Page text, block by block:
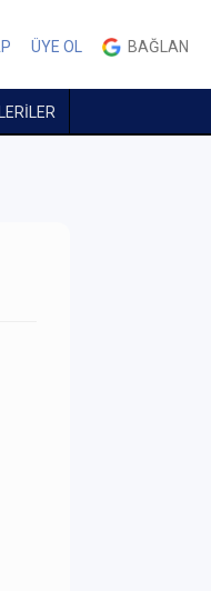
ÜYE OL BAĞLAN